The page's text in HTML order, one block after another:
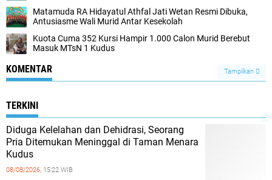
Matamuda RA Hidayatul Athfal Jati Wetan Resmi Dibuka,
Antusiasme Wali Murid Antar Kesekolah
Kuota Cuma 352 Kursi Hampir 1.000 Calon Murid Berebut
Masuk MTsN 1 Kudus
KOMENTAR Tampilkan
TERKINI
Diduga Kelelahan dan Dehidrasi, Seorang
Pria Ditemukan Meninggal di Taman Menara
Kudus
08/08/2026, 15:22 WIB